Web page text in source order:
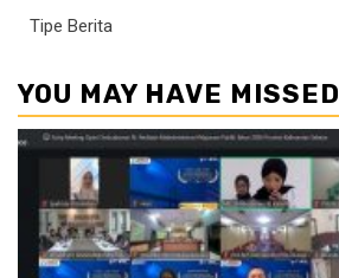
Tipe Berita
YOU MAY HAVE MISSED